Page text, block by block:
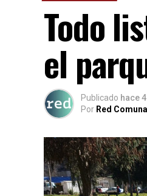
Todo
el
Publicado hace
Por Red